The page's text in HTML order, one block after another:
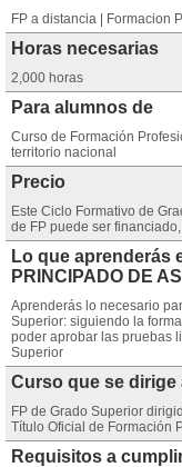
FP a distancia | Formacion
Horas necesarias
2,000 horas
Para alumnos de
Curso de Formación
territorio nacional
Precio
Este Ciclo Formativo de
de FP puede ser
Lo que aprenderás
PRINCIPADO DE
Aprenderás lo necesario
Superior: siguiendo la
poder aprobar las pruebas
Superior
Curso que se dirige
FP de Grado Superior
Título Oficial de Formación
Requisitos a